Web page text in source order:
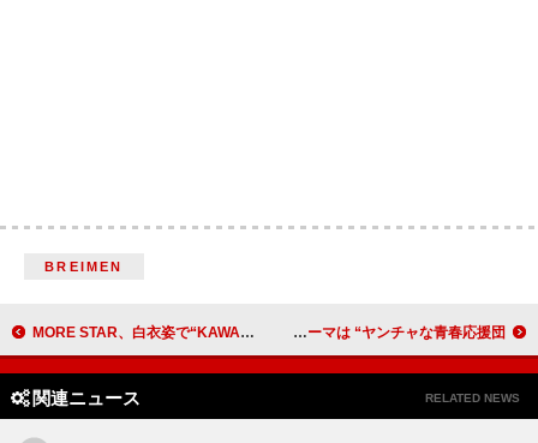
BREIMEN
MORE STAR、白衣姿で“KAWAII”を研究する「WITH KAWAII論」MV公開 NEXZ、日本3rd EP『Hellmate』6月リリース ジャケットのテーマは “ヤンチャな青春応援団”
関連ニュース RELATED NEWS